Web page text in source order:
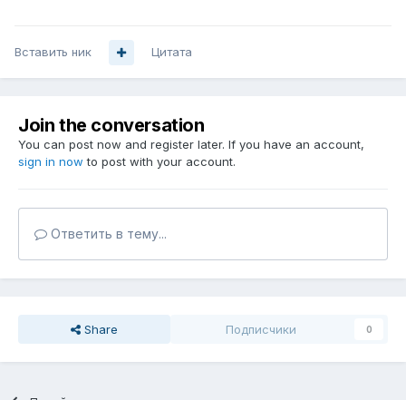
Вставить ник Цитата
Join the conversation
You can post now and register later. If you have an account,
sign in now to post with your account.
Ответить в тему...
Share Подписчики 0